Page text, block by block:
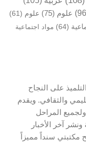
علوم (75) علوم (61)
(64)
مواد اجتماعية
على النجاح
والثقافي. ويقدم
المراحل
آخر الأخبار
مكتبتي سنداً مميزاً